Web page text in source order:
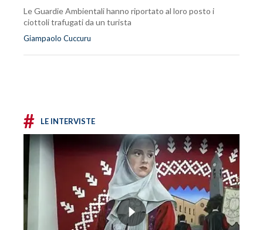
Le Guardie Ambientali hanno riportato al loro posto i
ciottoli trafugati da un turista
Giampaolo Cuccuru
# LE INTERVISTE